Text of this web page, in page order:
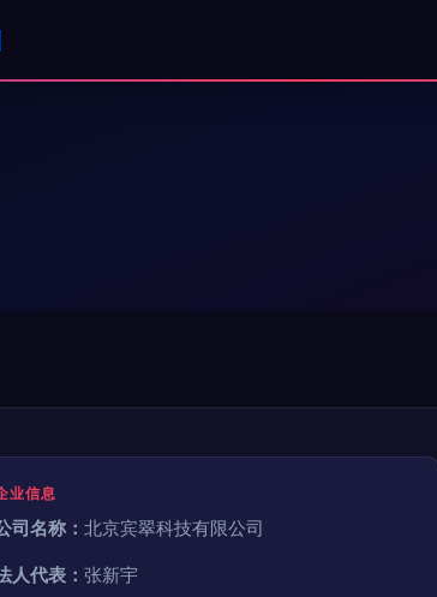
业信息
司名称： 北京宾翠科技有限公司
人代表： 张新宇